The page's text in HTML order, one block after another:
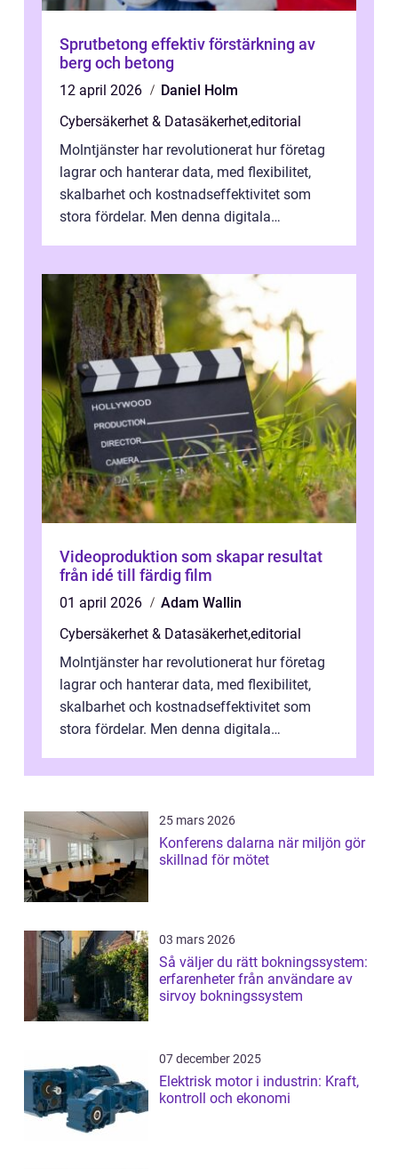
Sprutbetong effektiv förstärkning av
berg och betong
12 april 2026
Daniel Holm
Cybersäkerhet & Datasäkerhet,editorial
Molntjänster har revolutionerat hur företag
lagrar och hanterar data, med flexibilitet,
skalbarhet och kostnadseffektivitet som
stora fördelar. Men denna digitala
Videoproduktion som skapar resultat
från idé till färdig film
01 april 2026
Adam Wallin
Cybersäkerhet & Datasäkerhet,editorial
Molntjänster har revolutionerat hur företag
lagrar och hanterar data, med flexibilitet,
skalbarhet och kostnadseffektivitet som
stora fördelar. Men denna digitala
25 mars 2026
Konferens dalarna när miljön gör
skillnad för mötet
03 mars 2026
Så väljer du rätt bokningssystem:
erfarenheter från användare av
sirvoy bokningssystem
07 december 2025
Elektrisk motor i industrin: Kraft,
kontroll och ekonomi